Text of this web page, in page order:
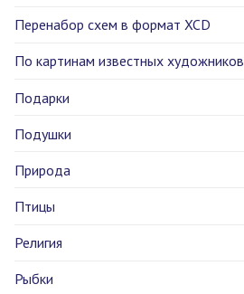
Перенабор схем в формат XCD
По картинам известных художников
Подарки
Подушки
Природа
Птицы
Религия
Рыбки